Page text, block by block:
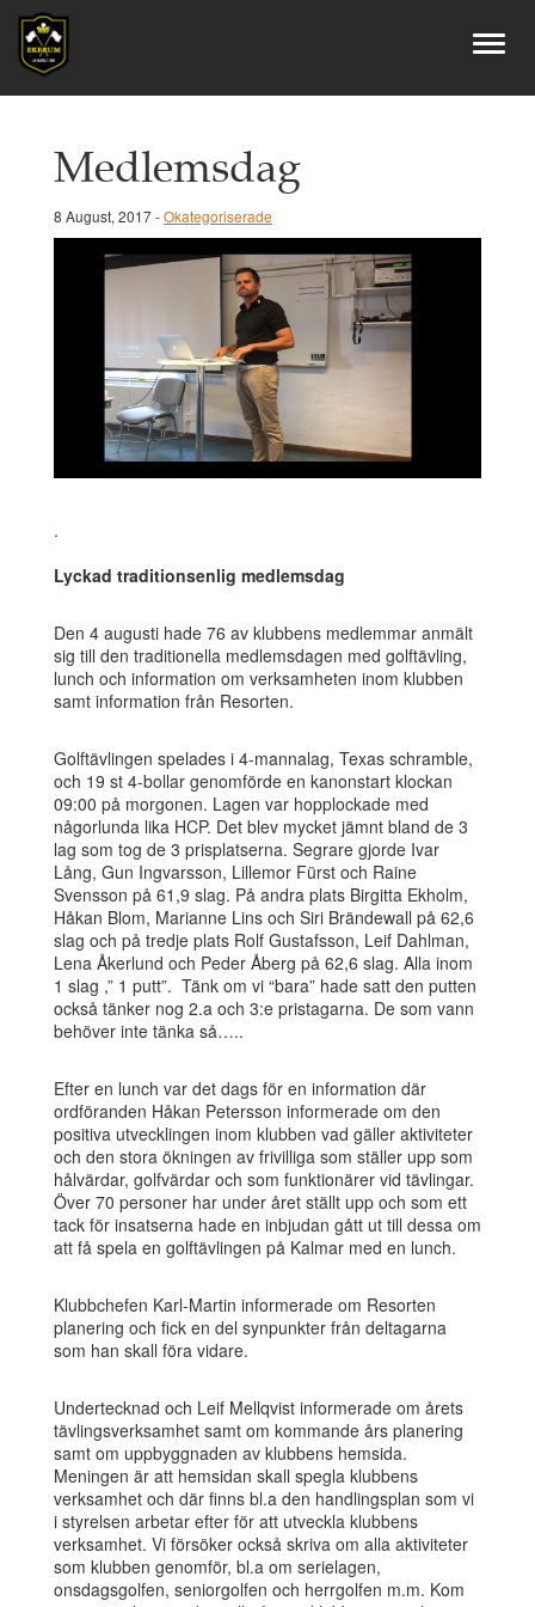
Medlemsdag
8 August, 2017 -Okategoriserade
.
Lyckad traditionsenlig medlemsdag
Den 4 augusti hade 76 av klubbens medlemmar anmält
sig till den traditionella medlemsdagen med golftävling,
lunch och information om verksamheten inom klubben
samt information från Resorten.
Golftävlingen spelades i 4-mannalag, Texas schramble,
och 19 st 4-bollar genomförde en kanonstart klockan
09:00 på morgonen. Lagen var hopplockade med
någorlunda lika HCP. Det blev mycket jämnt bland de 3
lag som tog de 3 prisplatserna. Segrare gjorde Ivar
Lång, Gun Ingvarsson, Lillemor Fürst och Raine
Svensson på 61,9 slag. På andra plats Birgitta Ekholm,
Håkan Blom, Marianne Lins och Siri Brändewall på 62,6
slag och på tredje plats Rolf Gustafsson, Leif Dahlman,
Lena Åkerlund och Peder Åberg på 62,6 slag. Alla inom
1 slag ,” 1 putt”. Tänk om vi “bara” hade satt den putten
också tänker nog 2.a och 3:e pristagarna. De som vann
behöver inte tänka så…..
Efter en lunch var det dags för en information där
ordföranden Håkan Petersson informerade om den
positiva utvecklingen inom klubben vad gäller aktiviteter
och den stora ökningen av frivilliga som ställer upp som
hålvärdar, golfvärdar och som funktionärer vid tävlingar.
Över 70 personer har under året ställt upp och som ett
tack för insatserna hade en inbjudan gått ut till dessa om
att få spela en golftävlingen på Kalmar med en lunch.
Klubbchefen Karl-Martin informerade om Resorten
planering och fick en del synpunkter från deltagarna
som han skall föra vidare.
Undertecknad och Leif Mellqvist informerade om årets
tävlingsverksamhet samt om kommande års planering
samt om uppbyggnaden av klubbens hemsida.
Meningen är att hemsidan skall spegla klubbens
verksamhet och där finns bl.a den handlingsplan som vi
i styrelsen arbetar efter för att utveckla klubbens
verksamhet. Vi försöker också skriva om alla aktiviteter
som klubben genomför, bl.a om serielagen,
onsdagsgolfen, seniorgolfen och herrgolfen m.m. Kom